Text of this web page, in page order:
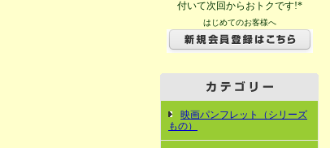
付いて次回からおトクです!*
はじめてのお客様へ
映画パンフレット（シリーズ
もの）